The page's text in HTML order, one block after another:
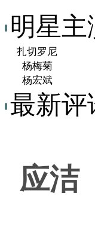
明星主
扎切罗尼
杨梅菊
杨宏斌
最新评
应洁